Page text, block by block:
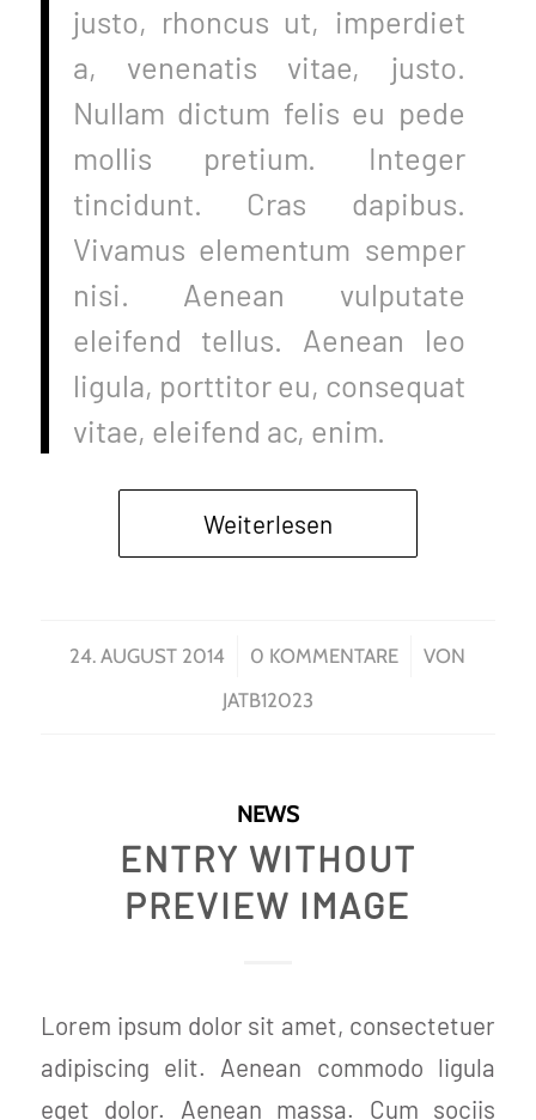
justo, rhoncus ut, imperdiet
a, venenatis vitae, justo.
Nullam dictum felis eu pede
mollis pretium. Integer
tincidunt. Cras dapibus.
Vivamus elementum semper
nisi. Aenean vulputate
eleifend tellus. Aenean leo
ligula, porttitor eu, consequat
vitae, eleifend ac, enim.
Weiterlesen
24. AUGUST 2014
/ 0 KOMMENTARE
/
VON
JATB12023
NEWS
ENTRY WITHOUT
PREVIEW IMAGE
Lorem ipsum dolor sit amet, consectetuer
adipiscing elit. Aenean commodo ligula
eget dolor. Aenean massa. Cum sociis